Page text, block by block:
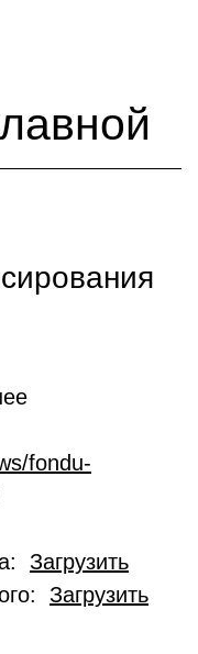
fondu-
Загрузить
Загрузить